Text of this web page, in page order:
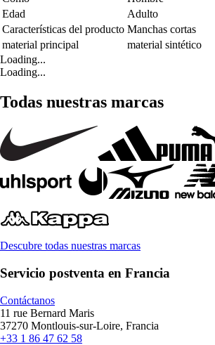
Edad
Adulto
Características del producto Manchas cortas
material principal
material sintético
Loading...
Loading...
Todas nuestras marcas
Descubre todas nuestras marcas
Servicio postventa en Francia
Contáctanos
11 rue Bernard Maris
37270 Montlouis-sur-Loire, Francia
+33 1 86 47 62 58